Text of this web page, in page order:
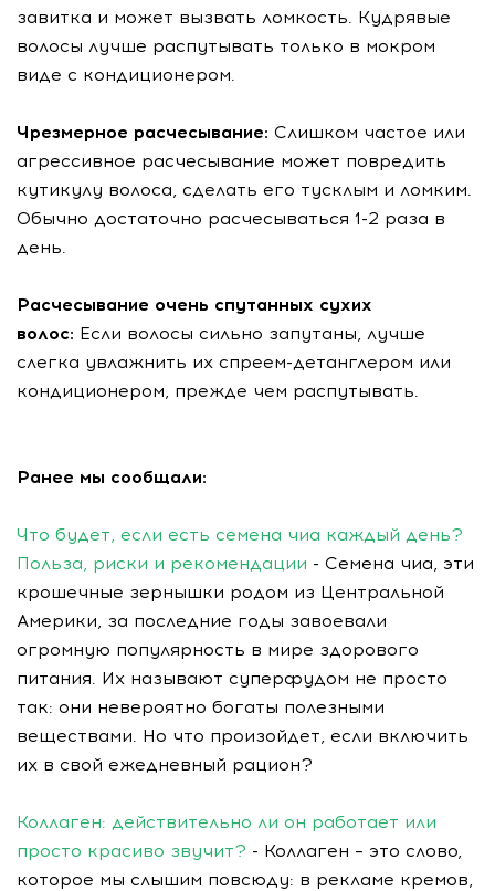
завитка и может вызвать ломкость. Кудрявые
волосы лучше распутывать только в мокром
виде с кондиционером.
Чрезмерное расчесывание: Слишком частое или
агрессивное расчесывание может повредить
кутикулу волоса, сделать его тусклым и ломким.
Обычно достаточно расчесываться 1-2 раза в
день.
Расчесывание очень спутанных сухих
волос: Если волосы сильно запутаны, лучше
слегка увлажнить их спреем-детанглером или
кондиционером, прежде чем распутывать.
Ранее мы сообщали:
Что будет, если есть семена чиа каждый день?
Польза, риски и рекомендации - Семена чиа, эти
крошечные зернышки родом из Центральной
Америки, за последние годы завоевали
огромную популярность в мире здорового
питания. Их называют суперфудом не просто
так: они невероятно богаты полезными
веществами. Но что произойдет, если включить
их в свой ежедневный рацион?
Коллаген: действительно ли он работает или
просто красиво звучит? - Коллаген – это слово,
которое мы слышим повсюду: в рекламе кремов,